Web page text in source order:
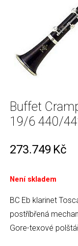
Buffet
19/6 440/
273.749 Kč
Není skladem
BC Eb klarinet
postříbřená
Gore-texové